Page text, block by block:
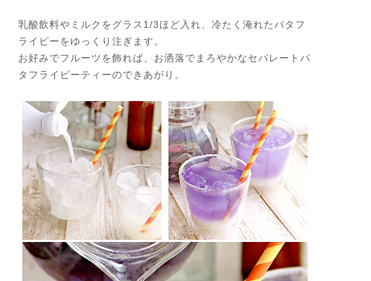
乳酸飲料やミルクをグラス1/3ほど入れ、冷たく淹れたバタフ
ライピーをゆっくり注ぎます。
お好みでフルーツを飾れば、お洒落でまろやかなセパレートバ
タフライピーティーのできあがり。